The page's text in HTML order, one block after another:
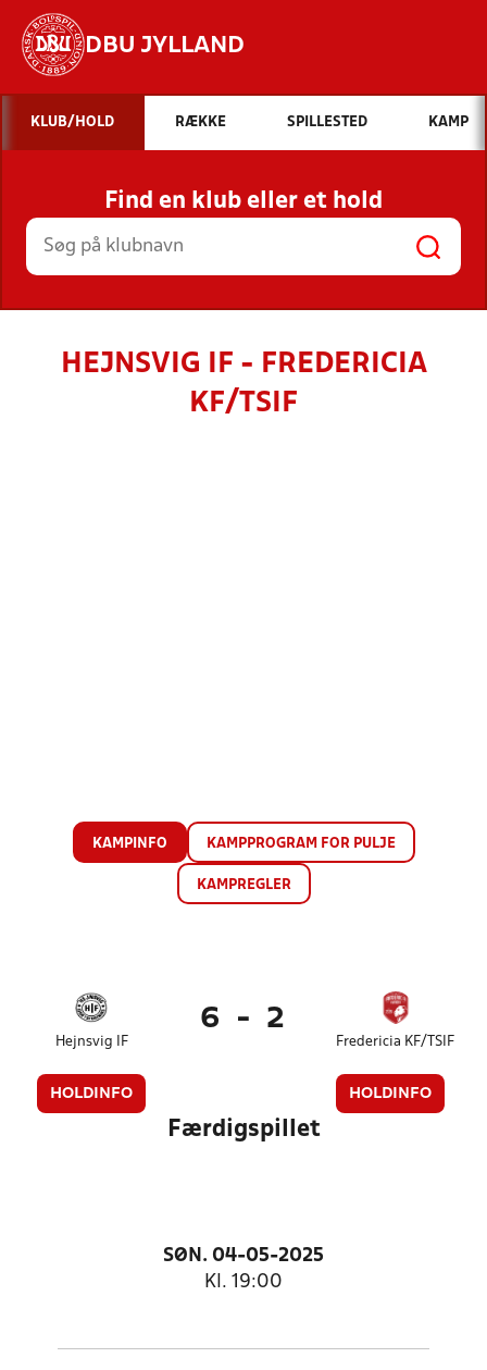
DBU JYLLAND
Hvad vil du søge efter?
INDHOLD OG NYHEDER
STILLINGER, RESULTATER, KLUBBER OG
HOLD
KLUB/HOLD RÆKKE SPILLESTED KAMP
Find en klub eller et hold
HEJNSVIG IF - FREDERICIA
KF/TSIF
KAMPINFO KAMPPROGRAM FOR PULJE
KAMPREGLER
Hejnsvig IF
HOLDINFO
6 - 2
Fredericia KF/TSIF
HOLDINFO
Færdigspillet
SØN. 04-05-2025
Kl. 19:00